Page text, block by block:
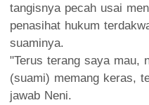
tangisnya pecah usai
penasihat hukum
suaminya.
"Terus terang saya mau,
(suami) memang keras,
jawab Neni.